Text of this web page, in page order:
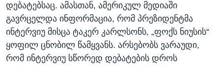
დებატებსაც. ამასთან, ამერიკულ მედიაში
გავრცელდა ინფორმაცია, რომ პრეზიდენტმა
ინტერვიუ მისცა ტაკერ კარლსონს, „ფოქს ნიუსის“
ყოფილ ცნობილ წამყვანს. არსებობს ვარაუდი,
რომ ინტერვიუ სწორედ დებატების დროს